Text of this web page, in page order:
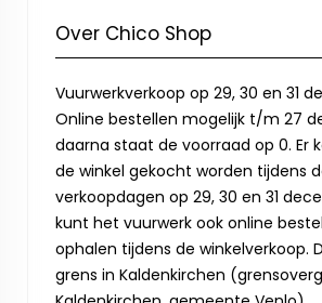
Over Chico Shop
Vuurwerkverkoop op 29, 30 en 31
Online bestellen mogelijk t/m 27
daarna staat de voorraad op 0. Er
de winkel gekocht worden tijdens
verkoopdagen op 29, 30 en 31
kunt het vuurwerk ook online
ophalen tijdens de winkelverkoop.
grens in Kaldenkirchen